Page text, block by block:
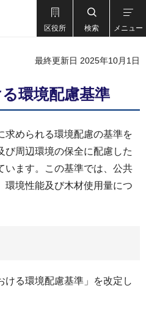
区役所 検索 メニュー
最終更新日 2025年10月1日
環境配慮基準
められる環境配慮の基準を
び周辺環境の保全に配慮した
います。この基準では、公共
環境性能及び木材使用量につ
ける環境配慮基準」を改定し